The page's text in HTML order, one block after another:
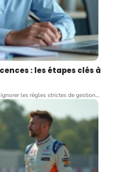
: les étapes clés à
les règles strictes de gestion…